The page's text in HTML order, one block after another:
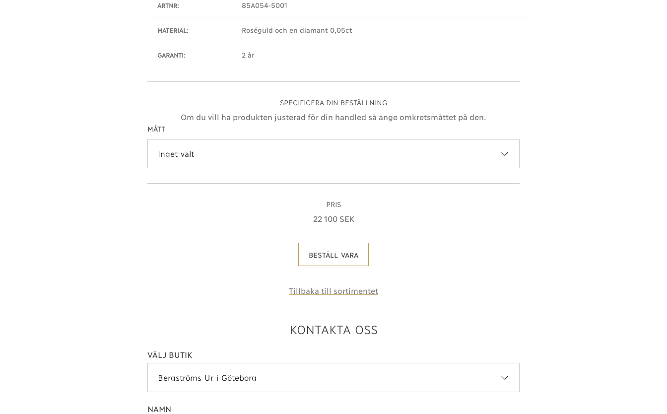
ARTNR: 85A054-5001
MATERIAL: Roséguld och en diamant 0,05ct
GARANTI: 2 år
SPECIFICERA DIN BESTÄLLNING
Om du vill ha produkten justerad för din handled så ange omkretsmåttet på den.
MÅTT
PRIS
22 100 SEK
BESTÄLL VARA
Tillbaka till sortimentet
KONTAKTA OSS
VÄLJ BUTIK
NAMN